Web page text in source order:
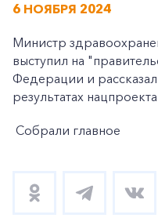
6 НОЯБРЯ 2024
Министр
выступил на
Федерации и
результатах
Собрали главное